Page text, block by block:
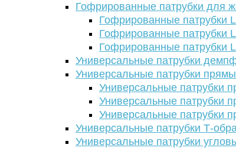
Гофрированные патрубки для
Гофрированные патрубки
Гофрированные патрубки
Гофрированные патрубки
Универсальные патрубки
Универсальные патрубки
Универсальные патрубки
Универсальные патрубки
Универсальные патрубки
Универсальные патрубки Т-
Универсальные патрубки